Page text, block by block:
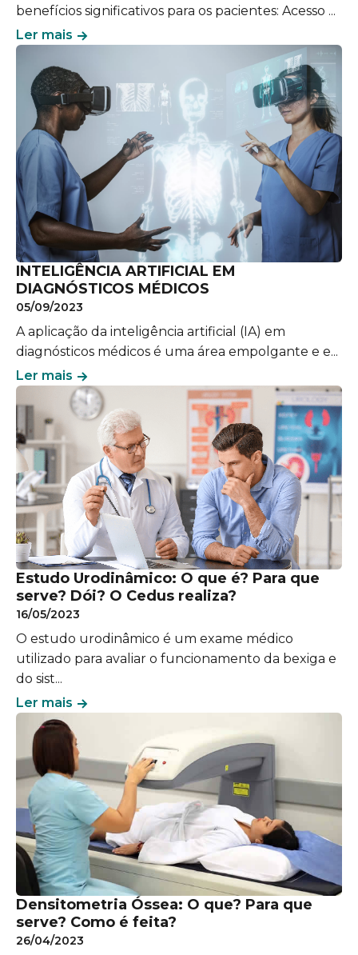
benefícios significativos para os pacientes: Acesso ...
Ler mais
INTELIGÊNCIA ARTIFICIAL EM
DIAGNÓSTICOS MÉDICOS
05/09/2023
A aplicação da inteligência artificial (IA) em
diagnósticos médicos é uma área empolgante e e...
Ler mais
Estudo Urodinâmico: O que é? Para que
serve? Dói? O Cedus realiza?
16/05/2023
O estudo urodinâmico é um exame médico
utilizado para avaliar o funcionamento da bexiga e
do sist...
Ler mais
​​Densitometria Óssea: O que? Para que
serve? Como é feita?
26/04/2023